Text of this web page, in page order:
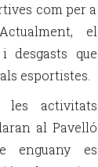
com per a
el
desgasts que
esportistes.
les activitats
al Pavelló
enguany es